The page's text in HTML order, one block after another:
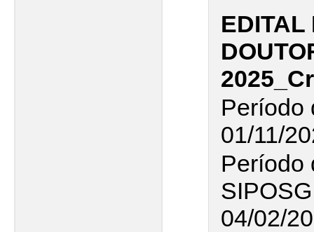
EDITAL
Período
01/11/
Período
04/02/